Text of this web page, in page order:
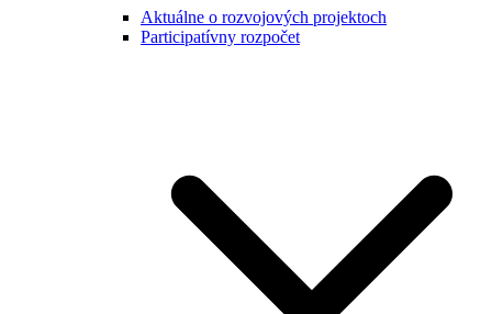
Aktuálne o rozvojových projektoch
Participatívny rozpočet